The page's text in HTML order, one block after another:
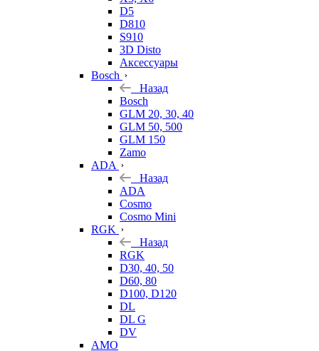
D5
D810
S910
3D Disto
Аксессуары
Bosch
Назад
Bosch
GLM 20, 30, 40
GLM 50, 500
GLM 150
Zamo
ADA
Назад
ADA
Cosmo
Cosmo Mini
RGK
Назад
RGK
D30, 40, 50
D60, 80
D100, D120
DL
DL G
DV
AMO